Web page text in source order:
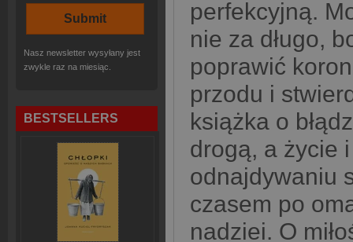
Nasz newsletter wysyłany jest
zwykle raz na miesiąc.
BESTSELLERS
perfekcyjną.
nie za długo,
poprawić
przodu i
książka o
drogą, a życie
odnajdywaniu
czasem po
nadziei. O